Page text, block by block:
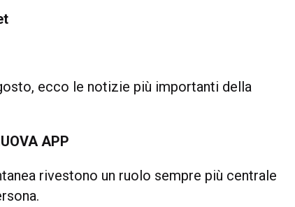
ecco le notizie più importanti della
APP
rivestono un ruolo sempre più centrale